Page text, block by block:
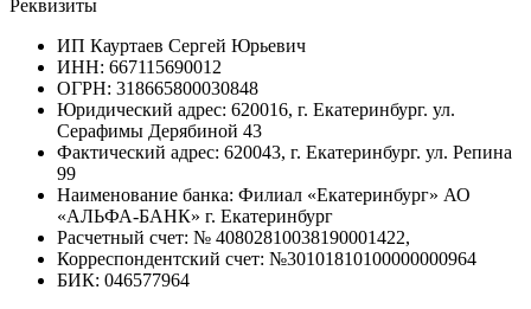
Реквизиты
ИП Кауртаев Сергей Юрьевич
ИНН: 667115690012
ОГРН: 318665800030848
Юридический адрес: 620016, г. Екатеринбург. ул.
Серафимы Дерябиной 43
Фактический адрес: 620043, г. Екатеринбург. ул. Репина
99
Наименование банка: Филиал «Екатеринбург» АО
«АЛЬФА-БАНК» г. Екатеринбург
Расчетный счет: № 40802810038190001422,
Корреспондентский счет: №30101810100000000964
БИК: 046577964